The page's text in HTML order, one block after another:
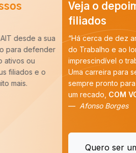
Veja o depoimento de
“Há cerca de dez anos entrei para a
do Trabalho e ao longo desse
imprescindível o trabalho do SINAIT
Uma carreira para ser forte precisa
sempre pronto para batalhar pelos
COM VOCÊ FILIADO,
Quero ser um filiado SINAIT